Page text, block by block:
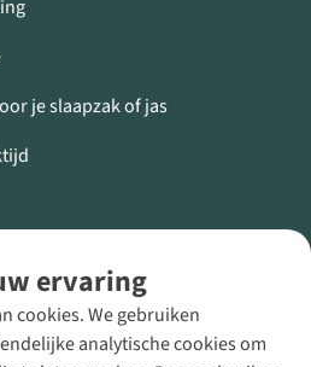
ervaring
cookies. We gebruiken
analytische cookies om
je slaapzak of jas